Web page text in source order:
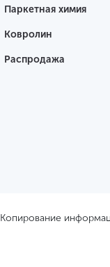
Паркетная химия
Ковролин
Распродажа